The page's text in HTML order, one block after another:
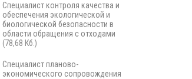
Специалист контроля качества и
обеспечения экологической и
биологической безопасности в
области обращения с отходами
(78,68 Кб.)
Специалист планово-
экономического сопровождения